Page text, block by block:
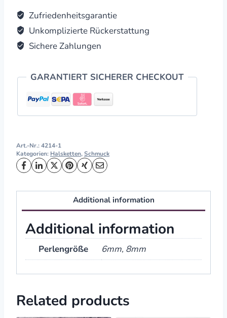
quantity
Zufriedenheitsgarantie
Unkomplizierte Rückerstattung
Sichere Zahlungen
GARANTIERT SICHERER CHECKOUT
Art.-Nr.:4214-1
Kategorien: Halsketten,Schmuck
Additional information
Additional information
Perlengröße 6mm, 8mm
Related products